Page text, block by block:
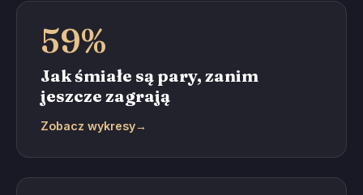
59%
Jak śmiałe są pary, zanim
jeszcze zagrają
Zobacz wykresy→